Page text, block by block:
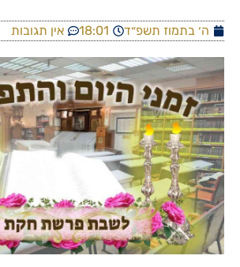
ה׳ בתמוז תשפ״ד 18:01 אין תגובות